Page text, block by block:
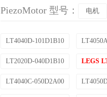
PiezoMotor 型号： 电机
LT4040D-101D1B10
LT2020D-040D1B10 LEGS
LT4040C-050D2A00